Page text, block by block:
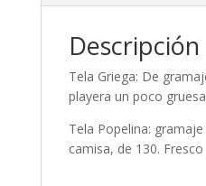
Descripción
Tela Griega: De
playera un poco
Tela Popelina:
camisa, de 130. Fresco